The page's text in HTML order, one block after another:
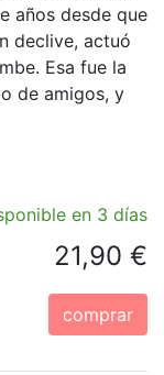
años desde que
declive, actuó
Esa fue la
de amigos, y
en 3 días
21,90 €
comprar